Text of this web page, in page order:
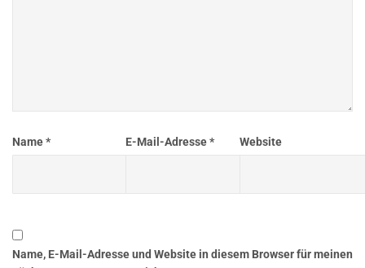
Name* E-Mail-Adresse* Website
Name, E-Mail-Adresse und Website in diesem Browser für meinen